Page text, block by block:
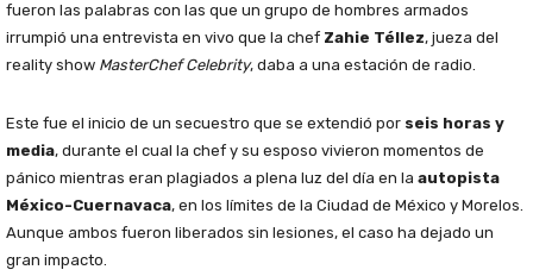
fueron las palabras con las que un grupo de hombres armados
irrumpió una entrevista en vivo que la chef Zahie Téllez, jueza del
reality show MasterChef Celebrity, daba a una estación de radio.
Este fue el inicio de un secuestro que se extendió por seis horas y
media, durante el cual la chef y su esposo vivieron momentos de
pánico mientras eran plagiados a plena luz del día en la autopista
México-Cuernavaca, en los límites de la Ciudad de México y Morelos.
Aunque ambos fueron liberados sin lesiones, el caso ha dejado un
gran impacto.